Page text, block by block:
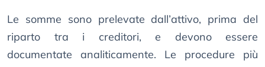
Le somme sono prelevate dall’attivo, prima del
riparto tra i creditori, e devono essere
documentate analiticamente. Le procedure più